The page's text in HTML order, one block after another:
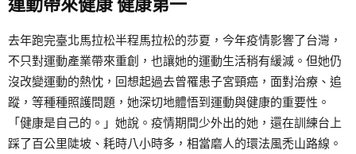
運動帶來健康 健康第一
去年跑完臺北馬拉松半程馬拉松的莎夏，今年疫情影響了台灣，
不只對運動產業帶來重創，也讓她的運動生活稍有緩減。但她仍
沒改變運動的熱忱，回想起過去曾罹患子宮頸癌，面對治療、追
蹤，等種種照護問題，她深切地體悟到運動與健康的重要性。
「健康是自己的。」她說。疫情期間少外出的她，還在訓練台上
踩了百公里陡坡、耗時八小時多，相當磨人的環法風禿山路線。